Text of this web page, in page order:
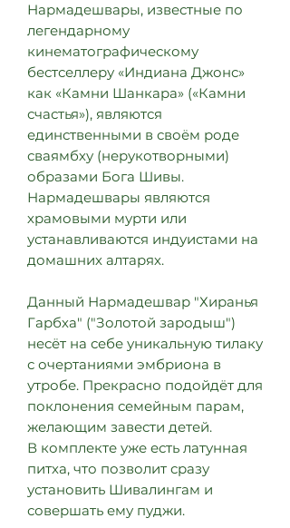
Нармадешвары, известные по
легендарному
кинематографическому
бестселлеру «Индиана Джонс»
как «Камни Шанкара» («Камни
счастья»), являются
единственными в своём роде
сваямбху (нерукотворными)
образами Бога Шивы.
Нармадешвары являются
храмовыми мурти или
устанавливаются индуистами на
домашних алтарях.
Данный Нармадешвар "Хиранья
Гарбха" ("Золотой зародыш")
несёт на себе уникальную тилаку
с очертаниями эмбриона в
утробе. Прекрасно подойдёт для
поклонения семейным парам,
желающим завести детей.
В комплекте уже есть латунная
питха, что позволит сразу
установить Шивалингам и
совершать ему пуджи.